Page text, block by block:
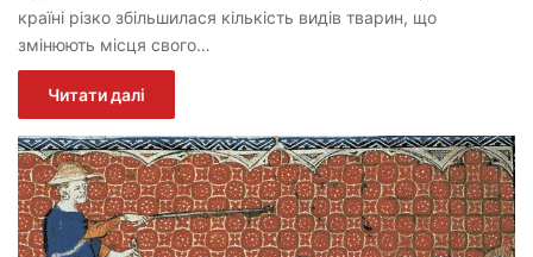
країні різко збільшилася кількість видів тварин, що
змінюють місця свого…
Читати далі